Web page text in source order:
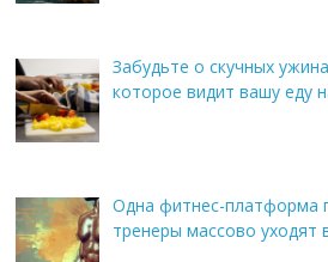
Забудьте о скучных
которое видит вашу еду
Одна фитнес-платформа
тренеры массово уходят